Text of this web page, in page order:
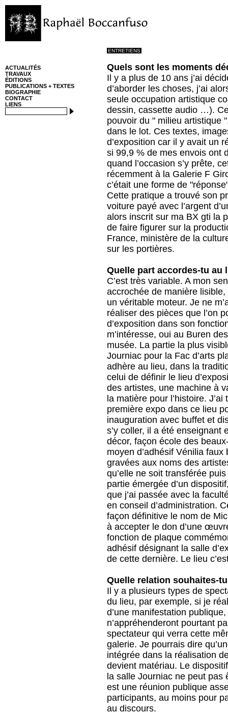
ACTUALITÉS
TRAVAUX
ÉDITIONS
PUBLICATIONS + TEXTES
BIOGRAPHIE
CONTACT
LIENS
ENTRETIENS
Quels sont les moments
Il y a plus de 10 ans j’ai
d’aborder les choses, j’ai
seule occupation artistique
dessin, cassette audio …).
pouvoir du " milieu artistique
dans le lot. Ces textes,
d’exposition car il y avait un
si 99,9 % de mes envois ont
quand l’occasion s’y prête,
récemment à la Galerie F
c’était une forme de
Cette pratique a trouvé son
voiture payé avec l’argent
alors inscrit sur ma BX gti la
de faire figurer sur la
France, ministère de la
sur les portières.
Quelle part accordes-tu au
C’est très variable. A mon
accrochée de manière
un véritable moteur. Je ne
réaliser des pièces que l’on
d’exposition dans son
m’intéresse, oui au Buren
musée. La partie la plus
Journiac pour la Fac d’arts
adhère au lieu, dans la
celui de définir le lieu
des artistes, une machine à
la matière pour l’histoire.
première expo dans ce lieu
inauguration avec buffet et
s’y coller, il a été enseignant
décor, façon école des
moyen d’adhésif Vénilia
gravées aux noms des
qu’elle ne soit transférée
partie émergée d’un
que j’ai passée avec la
en conseil d’administration.
façon définitive le nom de
à accepter le don d’une
fonction de plaque
adhésif désignant la salle
de cette dernière. Le lieu
Quelle relation souhaites-
Il y a plusieurs types de
du lieu, par exemple, si je
d’une manifestation
n’appréhenderont pourtant
spectateur qui verra cette
galerie. Je pourrais dire
intégrée dans la réalisation
devient matériau. Le
la salle Journiac ne peut pas
est une réunion publique
participants, au moins pour
au discours.